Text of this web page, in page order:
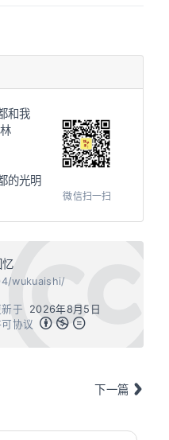
和我
的光明
微信扫一扫
忆
wukuaishi/
新于
2026年8月5日
协议
下一篇